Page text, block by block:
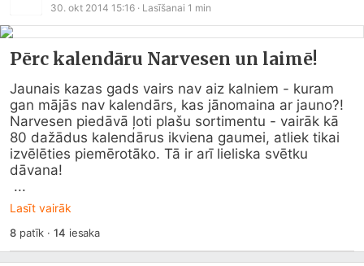
30. okt 2014 15:16 · Lasīšanai 1 min
Pērc kalendāru Narvesen un laimē!
Jaunais kazas gads vairs nav aiz kalniem - kuram
gan mājās nav kalendārs, kas jānomaina ar jauno?!
Narvesen piedāvā ļoti plašu sortimentu - vairāk kā
80 dažādus kalendārus ikviena gaumei, atliek tikai
izvēlēties piemērotāko. Tā ir arī lieliska svētku
dāvana!
...
Lasīt vairāk
8patīk ·14 iesaka